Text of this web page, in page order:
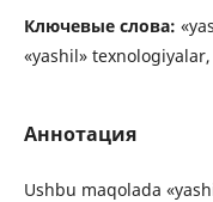
Ключевые слова:
«yashil»
Аннотация
Ushbu maqolada